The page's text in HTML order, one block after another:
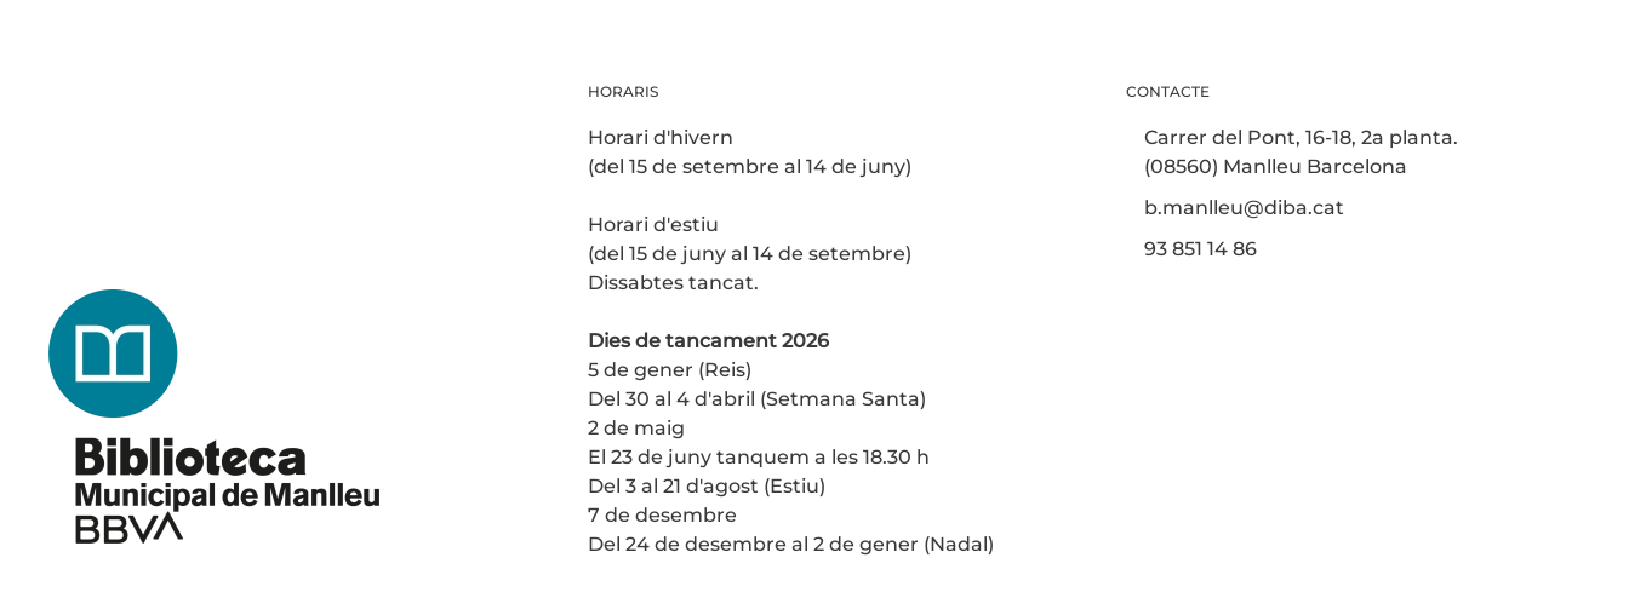
HORARIS
Horari d'hivern
(del 15 de setembre al 14 de juny)
Horari d'estiu
(del 15 de juny al 14 de setembre)
Dissabtes tancat.
Dies de tancament 2026
5 de gener (Reis)
Del 30 al 4 d'abril (Setmana Santa)
2 de maig
El 23 de juny tanquem a les 18.30 h
Del 3 al 21 d'agost (Estiu)
7 de desembre
Del 24 de desembre al 2 de gener (Nadal)
CONTACTE
Carrer del Pont, 16-18, 2a planta.
(08560) Manlleu Barcelona
b.manlleu@diba.cat
93 851 14 86